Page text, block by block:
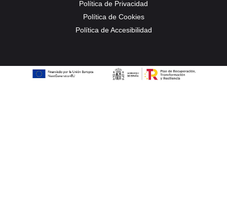
Política de Privacidad
Política de Cookies
Política de Accesibilidad